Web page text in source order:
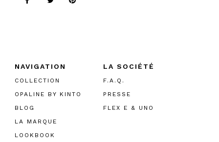
NAVIGATION
COLLECTION
OPALINE BY KINTO
BLOG
LA MARQUE
LOOKBOOK
LA SOCIÉTÉ
F.A.Q.
PRESSE
FLEX E & UNO